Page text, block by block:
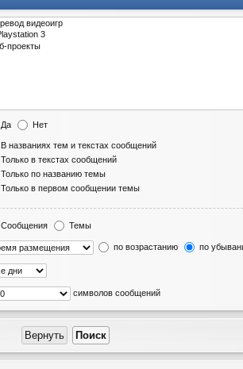
Да Нет
В названиях тем и текстах сообщений
Только в текстах сообщений
Только по названию темы
Только в первом сообщении темы
Сообщения Темы
по возрастанию по
символов сообщений